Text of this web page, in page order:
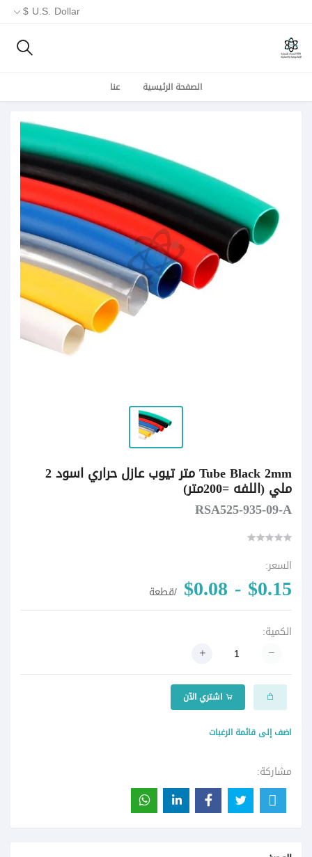
U.S. Dollar $
الصفحة الرئيسية عنا
Tube Black 2mm متر تيوب عازل حراري اسود 2
ملي (اللفه =200متر)
RSA525-935-09-A
السعر:
$0.15 - $0.08 /قطعة
الكمية:
اشتري الآن
اضف إلى قائمة الرغبات
مشاركة: